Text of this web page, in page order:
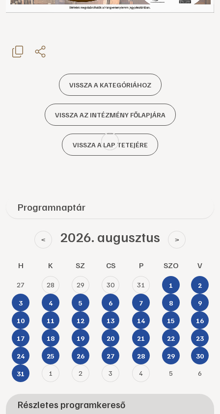
VISSZA A KATEGÓRIÁHOZ
VISSZA AZ INTÉZMÉNY FŐLAPJÁRA
VISSZA A LAP TETEJÉRE
Programnaptár
< 2026. augusztus >
H K SZ CS P SZO V
27 28 29 30 31 1 2
3 4 5 6 7 8 9
10 11 12 13 14 15 16
17 18 19 20 21 22 23
24 25 26 27 28 29 30
31 1 2 3 4 5 6
Részletes programkereső